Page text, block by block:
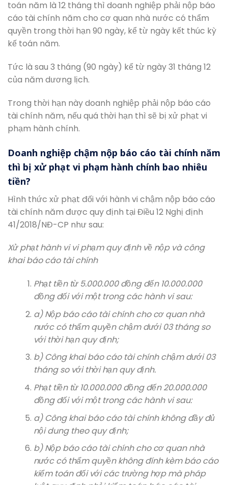
toán năm là 12 tháng thì doanh nghiệp phải nộp báo
cáo tài chính năm cho cơ quan nhà nước có thẩm
quyền trong thời hạn 90 ngày, kể từ ngày kết thúc kỳ
kế toán năm.
Tức là sau 3 tháng (90 ngày) kể từ ngày 31 tháng 12
của năm dương lịch.
Trong thời hạn này doanh nghiệp phải nộp báo cáo
tài chính năm, nếu quá thời hạn thì sẽ bị xử phạt vi
phạm hành chính.
Doanh nghiệp chậm nộp báo cáo tài chính năm
thì bị xử phạt vi phạm hành chính bao nhiêu
tiền?
Hình thức xử phạt đối với hành vi chậm nộp báo cáo
tài chính năm được quy định tại Điều 12 Nghị định
41/2018/NĐ-CP như sau:
Xử phạt hành vi vi phạm quy định về nộp và công
khai báo cáo tài chính
Phạt tiền từ 5.000.000 đồng đến 10.000.000
đồng đối với một trong các hành vi sau:
a) Nộp báo cáo tài chính cho cơ quan nhà
nước có thẩm quyền chậm dưới 03 tháng so
với thời hạn quy định;
b) Công khai báo cáo tài chính chậm dưới 03
tháng so với thời hạn quy định.
Phạt tiền từ 10.000.000 đồng đến 20.000.000
đồng đối với một trong các hành vi sau:
a) Công khai báo cáo tài chính không đầy đủ
nội dung theo quy định;
b) Nộp báo cáo tài chính cho cơ quan nhà
nước có thẩm quyền không đính kèm báo cáo
kiểm toán đối với các trường hợp mà pháp